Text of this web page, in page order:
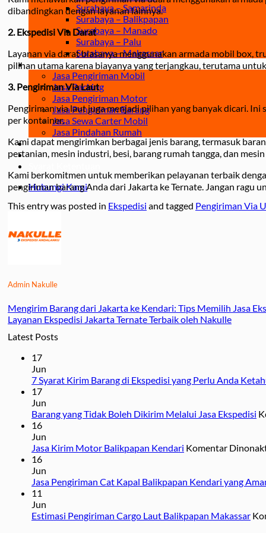
Surabaya – Samarinda
Surabaya – Balikpapan
Surabaya – Manado
Surabaya – Palu
Surabaya – Makassar
Jasa
Jasa Pengiriman Mobil
Jasa Packing
Jasa Pengiriman Motor
Jasa Pengiriman Barang
Jasa Sewa Carter Mobil
Jasa Pindahan Rumah
Blog
Tentang
Hubungi Kami
dibandingkan dengan layanan lainnya.
2. Ekspedisi Via Darat
Layanan via darat biasanya menggunakan armada mobil box,
pilihan utama karena biayanya yang terjangkau, terutama
3. Pengiriman Via Laut
Pengiriman via laut juga menjadi pilihan yang banyak dicari.
per kontainer.
Kami dapat mengirimkan berbagai jenis barang, termasuk
pertanian, mesin industri, besi, barang rumah tangga, dan mesin
Kami berkomitmen untuk memberikan pelayanan terbaik
pengiriman barang Anda dari Jakarta ke Ternate. Jangan ragu
This entry was posted in Ekspedisi and tagged Pengiriman Via
Admin Nakulle
Mengirim Barang dari Jakarta ke Kendari: Tips Memilih Jasa
Layanan Ekspedisi Jakarta Ternate Terbaik oleh Nakulle
Latest Posts
17
Jun
7 Syarat Kirim Barang di Ekspedisi yang Perlu Anda
17
Jun
Barang yang Tidak Boleh Dikirim Melalui Jasa Ekspedisi
16
Jun
Jasa Kirim Motor Balikpapan Kendari Komentar
16
Jun
Jasa Pengiriman Cat Kapal Balikpapan Kendari yang
11
Jun
Estimasi Pengiriman Cargo Laut Balikpapan Makassar